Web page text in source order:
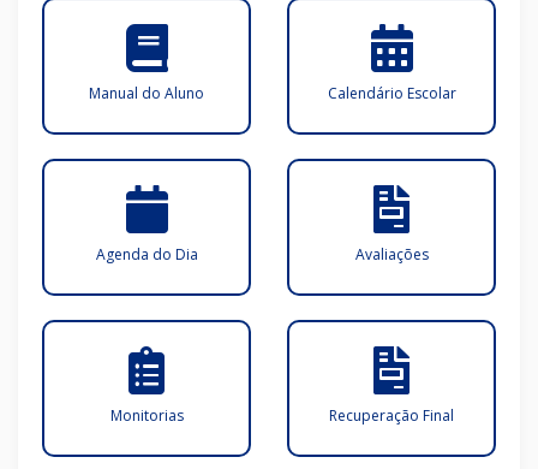
Manual do Aluno Calendário Escolar
Agenda do Dia Avaliações
Monitorias Recuperação Final